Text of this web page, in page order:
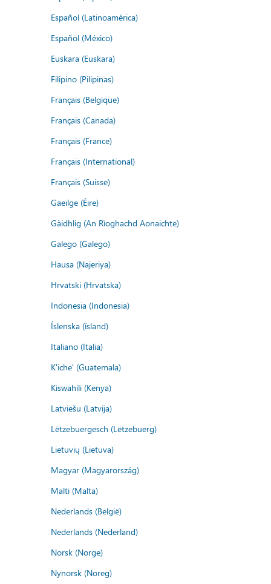
Español (Latinoamérica)
Español (México)
Euskara (Euskara)
Filipino (Pilipinas)
Français (Belgique)
Français (Canada)
Français (France)
Français (International)
Français (Suisse)
Gaeilge (Éire)
Gàidhlig (An Rìoghachd Aonaichte)
Galego (Galego)
Hausa (Najeriya)
Hrvatski (Hrvatska)
Indonesia (Indonesia)
Íslenska (ísland)
Italiano (Italia)
K'iche' (Guatemala)
Kiswahili (Kenya)
Latviešu (Latvija)
Lëtzebuergesch (Lëtzebuerg)
Lietuvių (Lietuva)
Magyar (Magyarország)
Malti (Malta)
Nederlands (België)
Nederlands (Nederland)
Norsk (Norge)
Nynorsk (Noreg)